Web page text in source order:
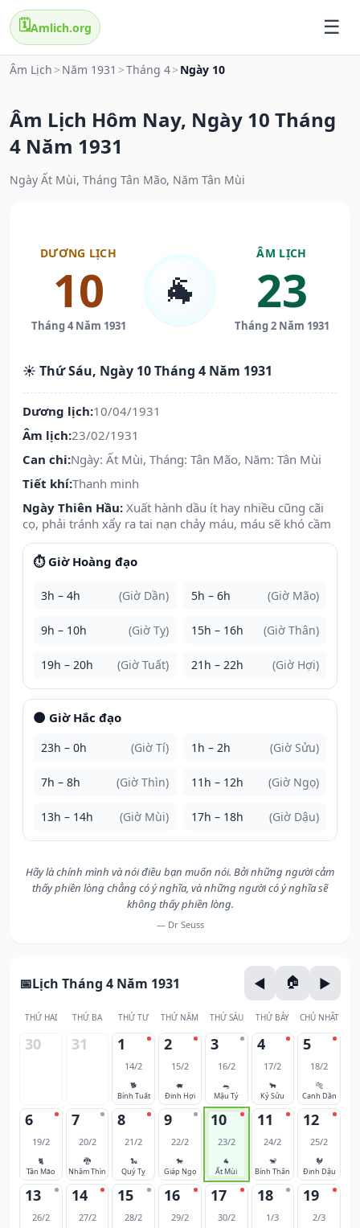
🗓️Amlich.org
Âm Lịch > Năm 1931 >Tháng 4> Ngày 10
Âm Lịch Hôm Nay, Ngày 10 Tháng
4 Năm 1931
Ngày Ất Mùi, Tháng Tân Mão, Năm Tân Mùi
DƯƠNG LỊCH
10
Tháng 4 Năm 1931
🐐
ÂM LỊCH
23
Tháng 2 Năm 1931
☀️ Thứ Sáu, Ngày 10 Tháng 4 Năm 1931
Dương lịch:10/04/1931
Âm lịch:23/02/1931
Can chi:Ngày: Ất Mùi, Tháng: Tân Mão, Năm: Tân Mùi
Tiết khí:Thanh minh
Ngày Thiên Hầu: Xuất hành dầu ít hay nhiều cũng cãi
cọ, phải tránh xẩy ra tai nạn chảy máu, máu sẽ khó cầm
⏱️ Giờ Hoàng đạo
3h – 4h (Giờ Dần) 5h – 6h (Giờ Mão)
9h – 10h (Giờ Tỵ) 15h – 16h (Giờ Thân)
19h – 20h (Giờ Tuất) 21h – 22h (Giờ Hợi)
🌑 Giờ Hắc đạo
23h – 0h (Giờ Tí) 1h – 2h (Giờ Sửu)
7h – 8h (Giờ Thìn) 11h – 12h (Giờ Ngọ)
13h – 14h (Giờ Mùi) 17h – 18h (Giờ Dậu)
Hãy là chính mình và nói điều bạn muốn nói. Bởi những người cảm
thấy phiền lòng chẳng có ý nghĩa, và những người có ý nghĩa sẽ
không thấy phiền lòng.
— Dr Seuss
Lịch Tháng 4 Năm 1931
THỨ HAI THỨ BA THỨ TƯ THỨ NĂM THỨ SÁU THỨ BẢY CHỦ NHẬT
30 31 1
14/2
🐕
Bính Tuất
2
15/2
🐖
Đinh Hợi
3
16/2
🐀
Mậu Tý
4
17/2
🐂
Kỷ Sửu
5
18/2
🐅
Canh Dần
6
19/2
🐈
Tân Mão
7
20/2
🐉
Nhâm Thìn
8
21/2
🐍
Quý Tỵ
9
22/2
🐎
Giáp Ngọ
10
23/2
🐐
Ất Mùi
11
24/2
🐒
Bính Thân
12
25/2
🐓
Đinh Dậu
13
26/2
14
27/2
15
28/2
16
29/2
17
30/2
18
1/3
19
2/3